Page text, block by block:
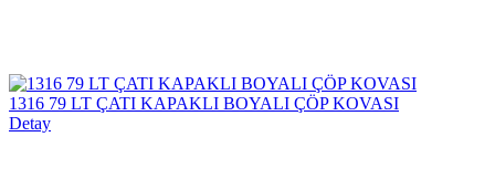
1316 79 LT ÇATI KAPAKLI BOYALI ÇÖP KOVASI
Detay